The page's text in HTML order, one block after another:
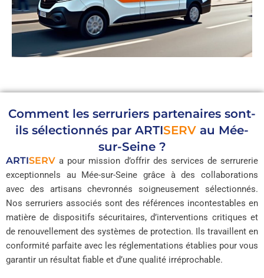
Comment les serruriers partenaires sont-
ils sélectionnés par ARTISERV au Mée-
sur-Seine ?
ARTISERV a pour mission d’offrir des services de serrurerie
exceptionnels au Mée-sur-Seine grâce à des collaborations
avec des artisans chevronnés soigneusement sélectionnés.
Nos serruriers associés sont des références incontestables en
matière de dispositifs sécuritaires, d’interventions critiques et
de renouvellement des systèmes de protection. Ils travaillent en
conformité parfaite avec les réglementations établies pour vous
garantir un résultat fiable et d’une qualité irréprochable.